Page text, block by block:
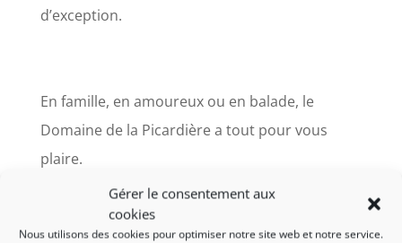
Gérer le consentement aux
cookies
Nous utilisons des cookies pour optimiser notre site web et notre service.
d’exception.
En famille, en amoureux ou en balade, le
Domaine de la Picardière a tout pour vous
plaire.